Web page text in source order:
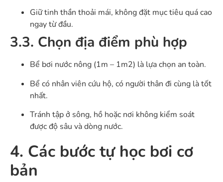
Giữ tinh thần thoải mái, không đặt mục tiêu quá cao
ngay từ đầu.
3.3. Chọn địa điểm phù hợp
Bể bơi nước nông (1m – 1m2) là lựa chọn an toàn.
Bể có nhân viên cứu hộ, có người thân đi cùng là tốt
nhất.
Tránh tập ở sông, hồ hoặc nơi không kiểm soát
được độ sâu và dòng nước.
4. Các bước tự học bơi cơ
bản